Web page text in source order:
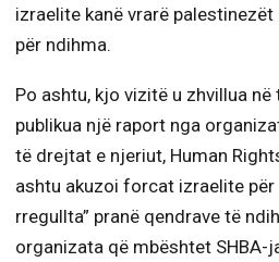
izraelite kanë vrarë
për ndihma.
Po ashtu, kjo vizitë u zhvillua
publikua një raport nga
të drejtat e njeriut, Human
ashtu akuzoi forcat izraelite
rregullta” pranë qendrave të
organizata që mbështet SHBA-